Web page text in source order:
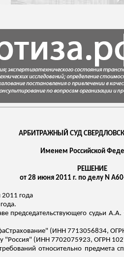
АРБИТРАЖНЫЙ СУД
Именем Российской
РЕШЕНИЕ
от 28 июня 2011 г. по делу N
года
председательствующего судьи
(ИНН 7713056834,
"Россия" (ИНН 7702075923, ОГРН
относительно